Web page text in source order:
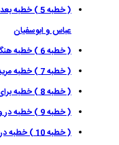
( خطبه 5 )
عباس و ابوسفيان
( خطبه 6 ) خطبه هنگامى كه از او خواستند طلحه و زبير را دنبال نكند
( خطبه 7 ) خطبه مريدان شيطان را مذمت مى نمايد
( خطبه 8 ) خطبه براى برگرداندن زبير به بيعت
( خطبه 9 ) خطبه در وصف خود و دشمنانش در جمل
( خطبه 10